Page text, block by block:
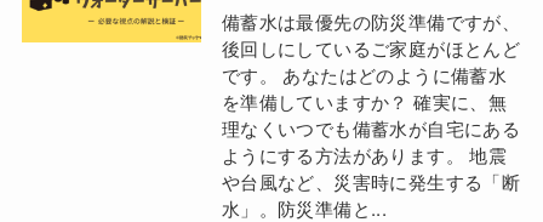
備蓄水は最優先の防災準備ですが、
後回しにしているご家庭がほとんど
です。 あなたはどのように備蓄水
を準備していますか？ 確実に、無
理なくいつでも備蓄水が自宅にある
ようにする方法があります。 地震
や台風など、災害時に発生する「断
水」。防災準備と...